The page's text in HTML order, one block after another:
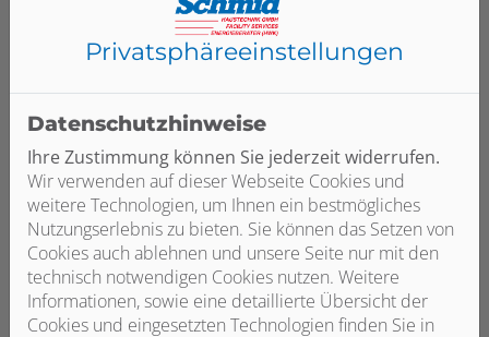
Wir verbauen ausschließlich Qualitätsprodukte
renommierter Hersteller. So können wir Ihnen
umfassende Service- und Garantieleistungen bieten –
ausbleibende Reparaturen. Außerdem beraten wir Sie
ausführlich zu den möglichen Fördermitteln durch
BAFA und KfW, wodurch Sie zusätzlich Geld sparen
können.
Privatsphäre­einstellungen
Datenschutzhinweise
Ihre Zustimmung können Sie jederzeit widerrufen.
Wir verwenden auf dieser Webseite Cookies und
weitere Technologien, um Ihnen ein bestmögliches
Nutzungserlebnis zu bieten. Sie können das Setzen von
Cookies auch ablehnen und unsere Seite nur mit den
technisch notwendigen Cookies nutzen. Weitere
Informationen, sowie eine detaillierte Übersicht der
Cookies und eingesetzten Technologien finden Sie in